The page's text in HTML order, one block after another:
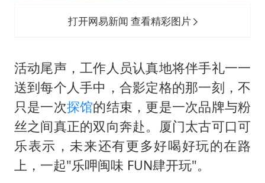
打开网易新闻 查看精彩图片
活动尾声，工作人员认真地将伴手礼一一
送到每个人手中，合影定格的那一刻，不
只是一次探馆的结束，更是一次品牌与粉
丝之间真正的双向奔赴。厦门太古可口可
乐表示，未来还有更多好喝好玩的在路
上，一起"乐呷闽味 FUN肆开玩"。